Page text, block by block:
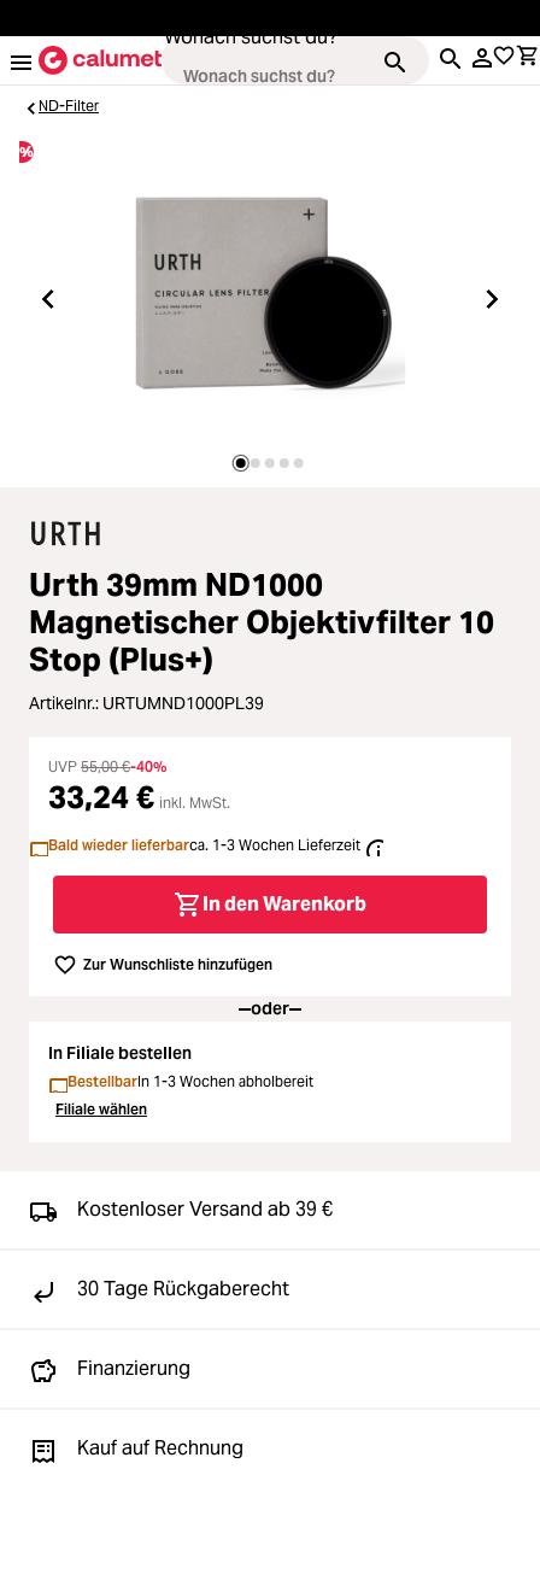
Wonach suchst du?
Kameras
Objektive
Loading...
Video & Drohnen
Stative & Gimbals
Zubehör
Loading...
Licht & Studio
Loading...
Bildbearbeitung
Loading...
Ferngläser
Loading...
Second Hand
Loading...
Loading...
ND-Filter
%
Urth 39mm ND1000
Magnetischer Objektivfilter 10
Stop (Plus+)
Artikelnr.: URTUMND1000PL39
UVP 55,00 €-40%
33,24 € inkl. MwSt.
Bald wieder lieferbarca. 1-3 Wochen Lieferzeit
In den Warenkorb
Zur Wunschliste hinzufügen
oder
In Filiale bestellen
BestellbarIn 1-3 Wochen abholbereit
Filiale wählen
Kostenloser Versand ab 39 €
30 Tage Rückgaberecht
Finanzierung
Kauf auf Rechnung